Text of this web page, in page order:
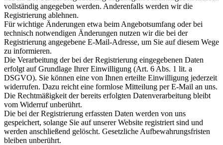
vollständig angegeben werden. Anderenfalls werden wir die
Registrierung ablehnen.
Für wichtige Änderungen etwa beim Angebotsumfang oder bei
technisch notwendigen Änderungen nutzen wir die bei der
Registrierung angegebene E-Mail-Adresse, um Sie auf diesem Wege
zu informieren.
Die Verarbeitung der bei der Registrierung eingegebenen Daten
erfolgt auf Grundlage Ihrer Einwilligung (Art. 6 Abs. 1 lit. a
DSGVO). Sie können eine von Ihnen erteilte Einwilligung jederzeit
widerrufen. Dazu reicht eine formlose Mitteilung per E-Mail an uns.
Die Rechtmäßigkeit der bereits erfolgten Datenverarbeitung bleibt
vom Widerruf unberührt.
Die bei der Registrierung erfassten Daten werden von uns
gespeichert, solange Sie auf unserer Website registriert sind und
werden anschließend gelöscht. Gesetzliche Aufbewahrungsfristen
bleiben unberührt.